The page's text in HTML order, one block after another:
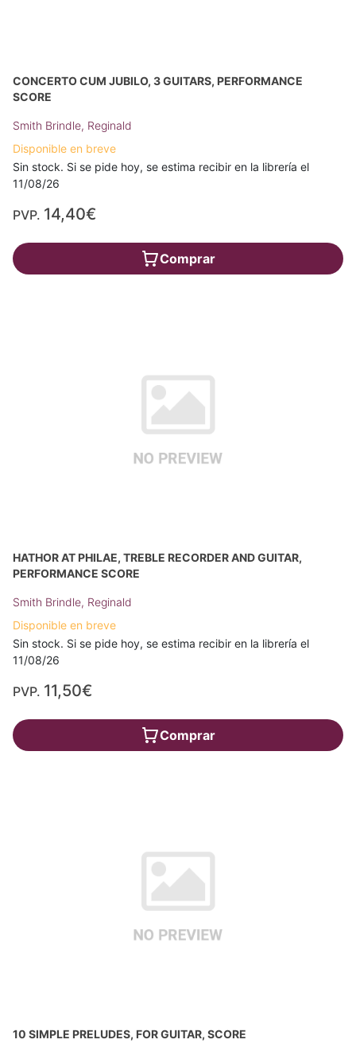
CONCERTO CUM JUBILO, 3 GUITARS, PERFORMANCE
SCORE
Smith Brindle, Reginald
Disponible en breve
Sin stock. Si se pide hoy, se estima recibir en la librería el
11/08/26
PVP. 14,40€
Comprar
HATHOR AT PHILAE, TREBLE RECORDER AND GUITAR,
PERFORMANCE SCORE
Smith Brindle, Reginald
Disponible en breve
Sin stock. Si se pide hoy, se estima recibir en la librería el
11/08/26
PVP. 11,50€
Comprar
10 SIMPLE PRELUDES, FOR GUITAR, SCORE